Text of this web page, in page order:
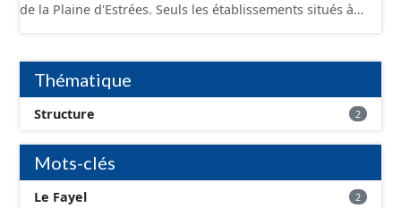
de la Plaine d'Estrées. Seuls les établissements situés à
conformément aux prescriptions du standard CNIG Sites
Économiques. Ce lot ne contient pas la référence aux
terrains à vocation économique à ce jour. Il est filtré au-
delà des prescriptions du CNIG se limitant aux SCI.
Thématique
Structure 2
Mots-clés
Le Fayel 2